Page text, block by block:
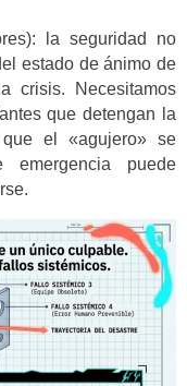
la seguridad no
estado de ánimo de
crisis. Necesitamos
que detengan la
el «agujero» se
puede